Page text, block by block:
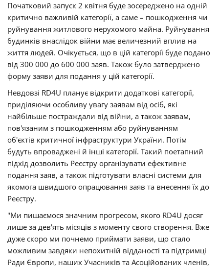
Початковий запуск 2 квітня буде зосереджено на одній
критично важливій категорії, а саме – пошкодження чи
руйнування житлового нерухомого майна. Руйнування
будинків внаслідок війни має величезний вплив на
життя людей. Очікується, що в цій категорії буде подано
від 300 000 до 600 000 заяв. Також було затверджено
форму заяви для подання у цій категорії.
Невдовзі RD4U планує відкрити додаткові категорії,
приділяючи особливу увагу заявам від осіб, які
найбільше постраждали від війни, а також заявам,
пов'язаним з пошкодженням або руйнуванням
об'єктів критичної інфраструктури України. Потім
будуть впроваджені й інші категорії. Такий поетапний
підхід дозволить Реєстру організувати ефективне
подання заяв, а також підготувати власні системи для
якомога швидшого опрацювання заяв та внесення їх до
Реєстру.
"Ми пишаємося значним прогресом, якого RD4U досяг
лише за дев'ять місяців з моменту свого створення. Вже
дуже скоро ми почнемо приймати заяви, що стало
можливим завдяки непохитній відданості та підтримці
Ради Європи, наших Учасників та Асоційованих членів,